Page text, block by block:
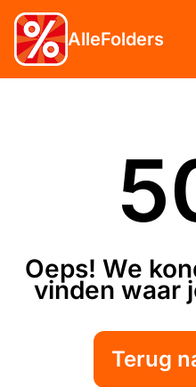
AlleFolders
Oeps! We
vinden waar
Terug